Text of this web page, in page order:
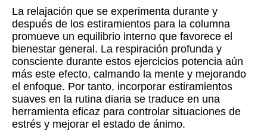
La relajación que se experimenta durante y
después de los estiramientos para la columna
promueve un equilibrio interno que favorece el
bienestar general. La respiración profunda y
consciente durante estos ejercicios potencia aún
más este efecto, calmando la mente y mejorando
el enfoque. Por tanto, incorporar estiramientos
suaves en la rutina diaria se traduce en una
herramienta eficaz para controlar situaciones de
estrés y mejorar el estado de ánimo.